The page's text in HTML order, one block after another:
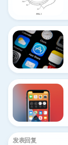
发表回复